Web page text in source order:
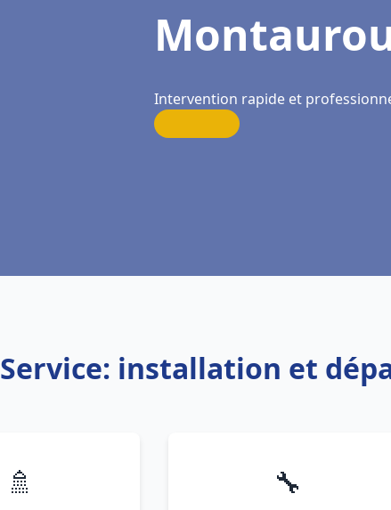
Intervention rapide et
Service: installation et
🚿 🔧